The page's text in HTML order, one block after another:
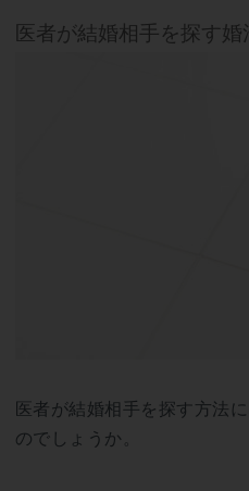
医者が結婚相手を探す婚
医者が結婚相手を探す方法
のでしょうか。